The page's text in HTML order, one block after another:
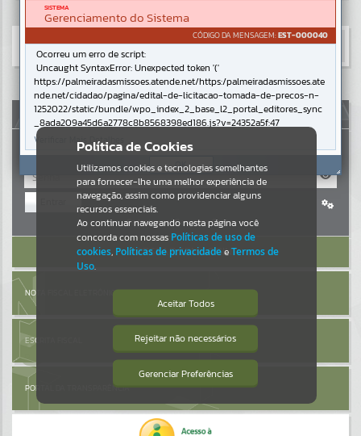
Resultados para""
Portais
Por favor, aguarde...
NOTÍCIAS
Por favor, aguarde...
Por favor, aguarde...
Por favor, aguarde...
AUTOATENDIMENTO
Cadastre-se|Recuperar Senha
ACESSAR SEM LOGIN
NOTA FISCAL ELETRÔNICA
ESCRITA FISCAL
PORTAL DA TRANSPARÊNCIA
Política de Cookies
Utilizamos cookies e tecnologias semelhantes
para fornecer-lhe uma melhor experiência de
navegação, assim como providenciar alguns
recursos essenciais.
Ao continuar navegando nesta página você
concorda com nossas Políticas de uso de
cookies, Políticas de privacidadeeTermos de
Uso.
Aceitar Todos
Rejeitar não necessários
Gerenciar Preferências
Isto significa que diversos recursos
providenciados poderão não estar
SISTEMA
Gerenciamento do Sistema
CÓDIGO DA MENSAGEM:EST-000040
Ocorreu um erro de script:
Uncaught SyntaxError: Unexpected token '('
https://palmeiradasmissoes.atende.net/https:/palmeiradasmissoes.ate
nde.net/cidadao/pagina/edital-de-licitacao-tomada-de-precos-n-
1252022/static/bundle/wpo_index_2_base_l2_portal_editores_sync
_8ada209a45d6a2778c8b8568398ed186.js?v=24352a5f:47
Verificar Mais Detalhes
OK